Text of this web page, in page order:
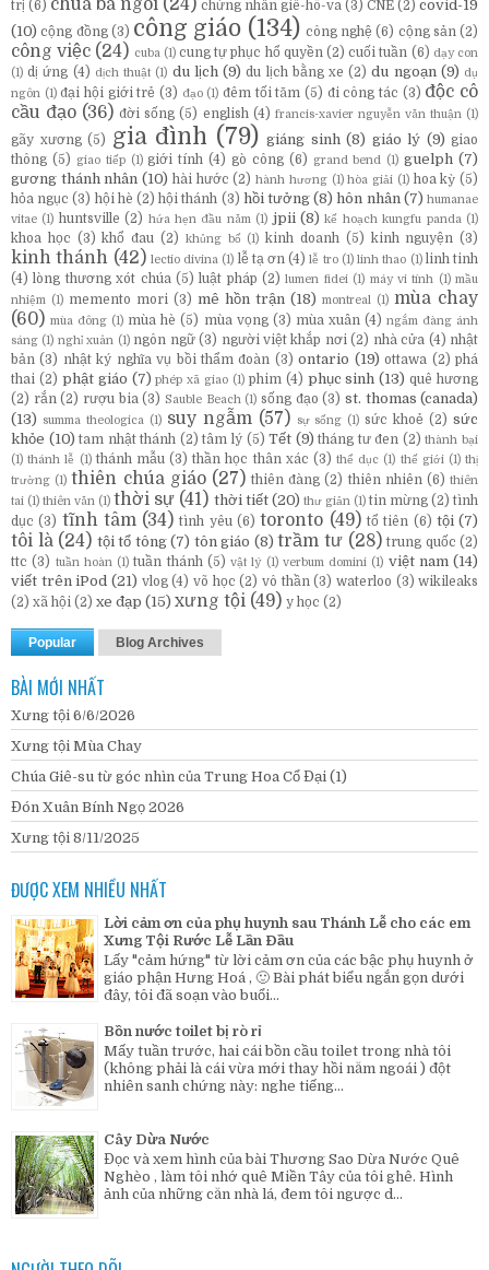
trị (6) chúa ba ngôi (24) chứng nhân giê-hô-va (3) CNE (2) covid-19
(10) cộng đồng (3) công giáo (134) công nghệ (6) cộng sản (2)
công việc (24) cuba (1) cung tự phục hổ quyền (2) cuối tuần (6) dạy con
(1) dị ứng (4) dịch thuật (1) du lịch (9) du lịch bằng xe (2) du ngoạn (9) dụ
ngôn (1) đại hội giới trẻ (3) đạo (1) đêm tối tăm (5) đi công tác (3) độc cô
cầu đạo (36) đời sống (5) english (4) francis-xavier nguyễn văn thuận (1)
gãy xương (5) gia đình (79) giáng sinh (8) giáo lý (9) giao
thông (5) giao tiếp (1) giới tính (4) gò công (6) grand bend (1) guelph (7)
gương thánh nhân (10) hài hước (2) hành hương (1) hòa giải (1) hoa kỳ (5)
hỏa ngục (3) hội hè (2) hội thánh (3) hồi tưởng (8) hôn nhân (7) humanae
vitae (1) huntsville (2) hứa hẹn đầu năm (1) jpii (8) kế hoạch kungfu panda (1)
khoa học (3) khổ đau (2) khủng bố (1) kinh doanh (5) kinh nguyện (3)
kinh thánh (42) lectio divina (1) lễ tạ ơn (4) lễ tro (1) linh thao (1) linh tinh
(4) lòng thương xót chúa (5) luật pháp (2) lumen fidei (1) máy vi tính (1) mầu
nhiệm
(1) memento mori (3) mê hồn trận (18) montreal (1) mùa chay
(60) mùa đông (1) mùa hè (5) mùa vọng (3) mùa xuân (4) ngắm đàng ánh
sáng (1) nghỉ xuân (1) ngôn ngữ (3) người việt khắp nơi (2) nhà cửa (4) nhật
bản (3) nhật ký nghĩa vụ bồi thẩm đoàn (3) ontario (19) ottawa (2) phá
thai (2) phật giáo (7) phép xã giao (1) phim (4) phục sinh (13) quê hương
(2) rắn (2) rượu bia (3) Sauble Beach (1) sống đạo (3) st. thomas (canada)
(13)
summa theologica (1) suy ngẫm (57) sự sống (1) sức khoẻ (2) sức
khỏe (10) tam nhật thánh (2) tâm lý (5) Tết (9) tháng tư đen (2) thành bại
(1) thánh lễ (1) thánh mẫu (3) thần học thân xác (3) thể dục (1) thế giới (1) thị
trường (1) thiên chúa giáo (27) thiên đàng (2) thiên nhiên (6) thiên
tai (1) thiên văn (1) thời sự (41) thời tiết (20) thư giản (1) tin mừng (2) tình
dục (3) tĩnh tâm (34) tình yêu (6) toronto (49) tổ tiên (6) tội (7)
tôi là (24) tội tổ tông (7) tôn giáo (8) trầm tư (28) trung quốc (2)
ttc (3) tuần hoàn (1) tuần thánh (5) vật lý (1) verbum domini (1) việt nam (14)
viết trên iPod (21) vlog (4) võ học (2) vô thần (3) waterloo (3) wikileaks
(2) xã hội (2) xe đạp (15) xưng tội (49) y học (2)
Popular Blog Archives
BÀI MỚI NHẤT
Xưng tội 6/6/2026
Xưng tội Mùa Chay
Chúa Giê-su từ góc nhìn của Trung Hoa Cổ Đại (1)
Đón Xuân Bính Ngọ 2026
Xưng tội 8/11/2025
ĐƯỢC XEM NHIỀU NHẤT
Lời cảm ơn của phụ huynh sau Thánh Lễ cho các em
Xưng Tội Rước Lễ Lần Đầu
Lấy "cảm hứng" từ lời cảm ơn của các bậc phụ huynh ở
giáo phận Hưng Hoá , 🙂 Bài phát biểu ngắn gọn dưới
đây, tôi đã soạn vào buổi...
Bồn nước toilet bị rò rỉ
Mấy tuần trước, hai cái bồn cầu toilet trong nhà tôi
(không phải là cái vừa mới thay hồi năm ngoái ) đột
nhiên sanh chứng này: nghe tiếng...
Cây Dừa Nước
Đọc và xem hình của bài Thương Sao Dừa Nước Quê
Nghèo , làm tôi nhớ quê Miền Tây của tôi ghê. Hình
ảnh của những căn nhà lá, đem tôi ngược d...